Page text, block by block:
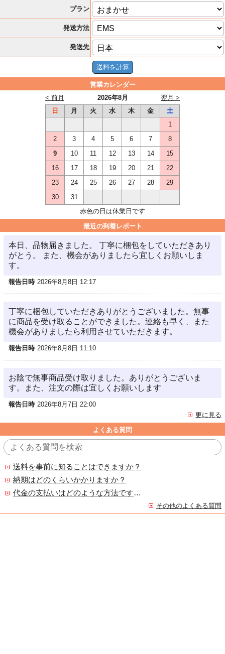
プラン
発送方法
発送先
営業カレンダー
2026年8月
< 前月
翌月 >
日
月 火 水 木 金
土
1
2
3 4 5 6 7
8
9
10 11 12 13 14
15
16
17 18 19 20 21
22
23
24 25 26 27 28
29
30
31
赤色の日は休業日です
最近の到着レポート
本日、品物届きました。 丁寧に梱包をしていただきあり
がとう。 また、機会がありましたら宜しくお願いしま
す。
報告日時 2026年8月8日 12:17
丁寧に梱包していただきありがとうございました。無事
に商品を受け取ることができました。連絡も早く、また
機会がありましたら利用させていただきます。
報告日時 2026年8月8日 11:10
お陰で無事商品受け取りました。ありがとうございま
す。また、注文の際は宜しくお願いします
報告日時 2026年8月7日 22:00
更に見る
よくある質問
送料を事前に知ることはできますか？
納期はどのくらいかかりますか？
代金の支払いはどのような方法ですか？
その他のよくある質問